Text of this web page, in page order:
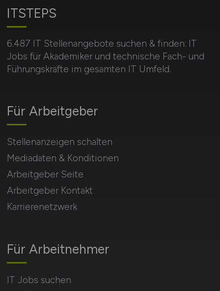
ITSTEPS
6.487 IT Stellenangebote suchen & finden: IT
Jobs für Akademiker und technische Fach- und
Führungskräfte im gesamten IT Umfeld.
Für Arbeitnehmer
IT Jobs suchen
Für Arbeitgeber
Stellenanzeigen schalten
Mediadaten & Konditionen
Arbeitgeber Seite
Arbeitgeber Kontakt
Karrierenetzwerk